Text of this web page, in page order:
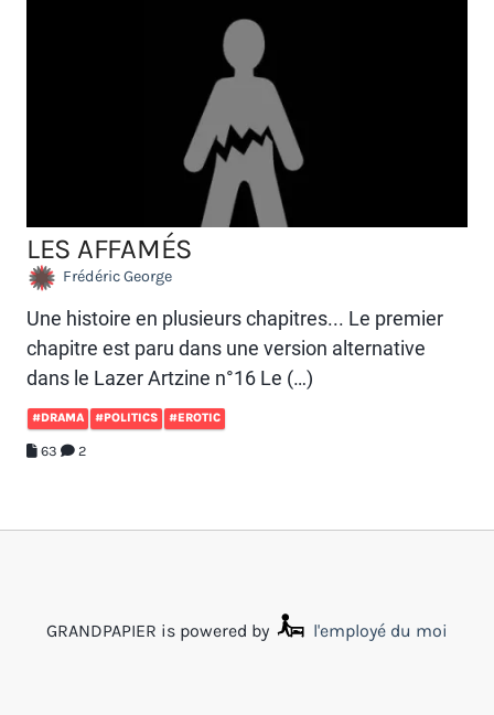
LES AFFAMÉS
Frédéric George
Une histoire en plusieurs chapitres... Le premier
chapitre est paru dans une version alternative
dans le Lazer Artzine n°16 Le (…)
#DRAMA #POLITICS #EROTIC
63 2
GRANDPAPIER is powered by l'employé du moi